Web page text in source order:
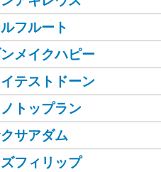
ルフルート
メイクハピー
テストドーン
トップラン
クサアダム
ズフィリップ